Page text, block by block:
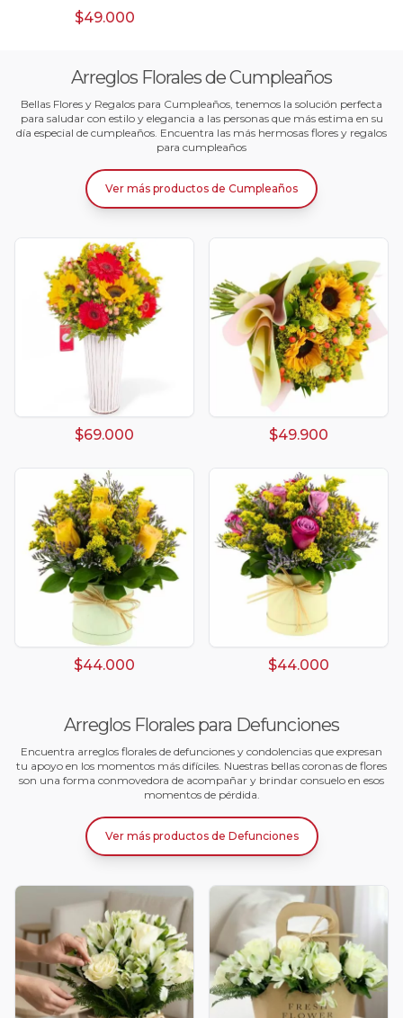
$49.000
Arreglos Florales de Cumpleaños
Bellas Flores y Regalos para Cumpleaños, tenemos la solución perfecta
para saludar con estilo y elegancia a las personas que más estima en su
día especial de cumpleaños. Encuentra las más hermosas flores y regalos
para cumpleaños
Ver más productos de Cumpleaños
$69.000 $49.900
$44.000 $44.000
Arreglos Florales para Defunciones
Encuentra arreglos florales de defunciones y condolencias que expresan
tu apoyo en los momentos más difíciles. Nuestras bellas coronas de flores
son una forma conmovedora de acompañar y brindar consuelo en esos
momentos de pérdida.
Ver más productos de Defunciones